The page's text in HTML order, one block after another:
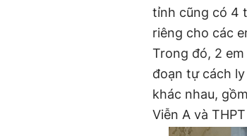
tỉnh cũng có 4
riêng cho các
Trong đó, 2
đoạn tự cách
khác nhau,
Viễn A và